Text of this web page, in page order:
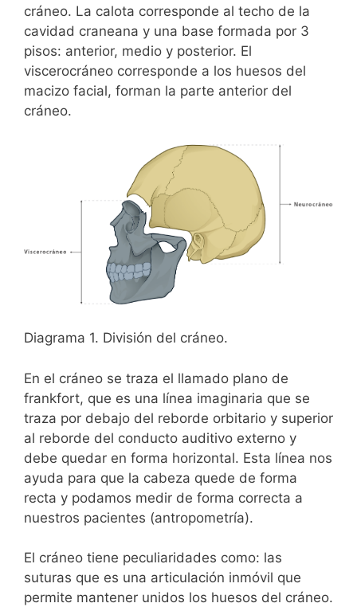
cráneo. La calota corresponde al techo de la
cavidad craneana y una base formada por 3
pisos: anterior, medio y posterior. El
viscerocráneo corresponde a los huesos del
macizo facial, forman la parte anterior del
cráneo.
Diagrama 1. División del cráneo.
En el cráneo se traza el llamado plano de
frankfort, que es una línea imaginaria que se
traza por debajo del reborde orbitario y superior
al reborde del conducto auditivo externo y
debe quedar en forma horizontal. Esta línea nos
ayuda para que la cabeza quede de forma
recta y podamos medir de forma correcta a
nuestros pacientes (antropometría).
El cráneo tiene peculiaridades como: las
suturas que es una articulación inmóvil que
permite mantener unidos los huesos del cráneo.